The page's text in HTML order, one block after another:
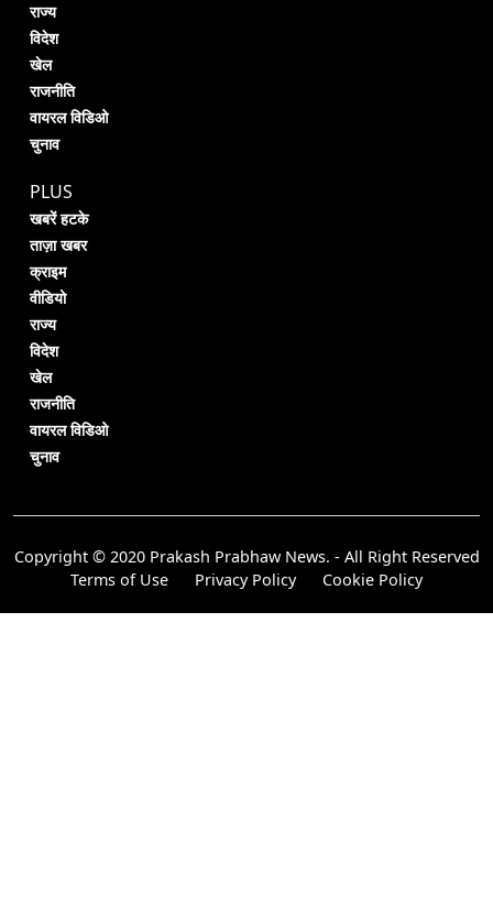
राज्य
विदेश
खेल
राजनीति
वायरल विडिओ
चुनाव
PLUS
खबरें हटके
ताज़ा खबर
क्राइम
वीडियो
राज्य
विदेश
खेल
राजनीति
वायरल विडिओ
चुनाव
Copyright © 2020 Prakash Prabhaw News. - All Right Reserved
Terms of Use
Privacy Policy Cookie Policy